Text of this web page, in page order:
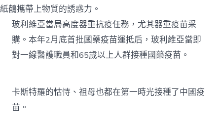
紙鶴攜帶上物質的誘惑力。
玻利維亞當局高度器重抗疫任務，尤其器重疫苗采
購。本年2月底首批國藥疫苗運抵后，玻利維亞當即
對一線醫護職員和65歲以上人群接種國藥疫苗。
卡斯特羅的怙恃、祖母也都在第一時光接種了中國疫
苗。